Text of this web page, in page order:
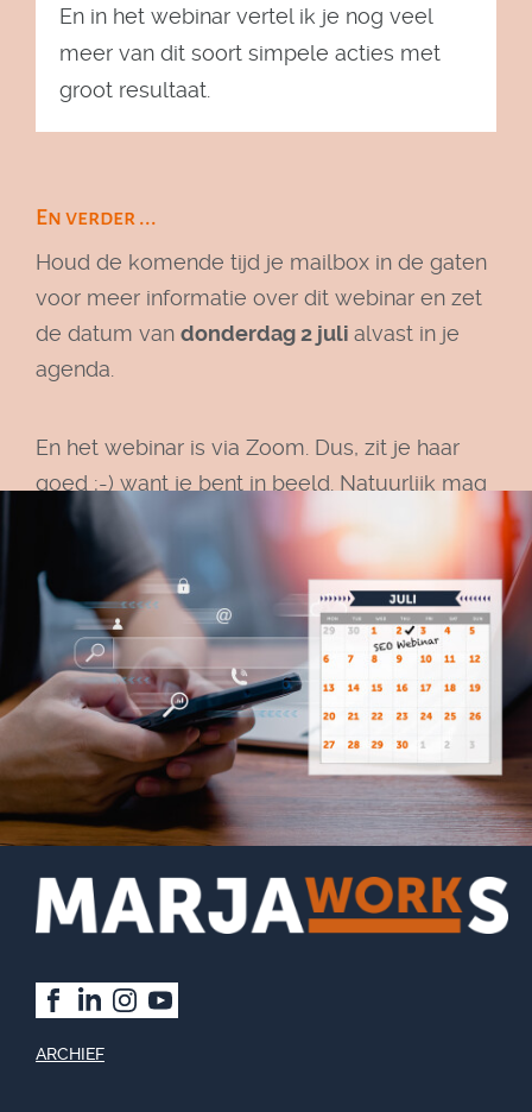
En in het webinar vertel ik je nog veel
meer van dit soort simpele acties met
groot resultaat.
En verder ...
Houd de komende tijd je mailbox in de gaten
voor meer informatie over dit webinar en zet
de datum van donderdag 2 juli alvast in je
agenda.
En het webinar is via Zoom. Dus, zit je haar
goed ;-) want je bent in beeld. Natuurlijk mag
je de camera ook uitzetten, geen probleem.
ARCHIEF